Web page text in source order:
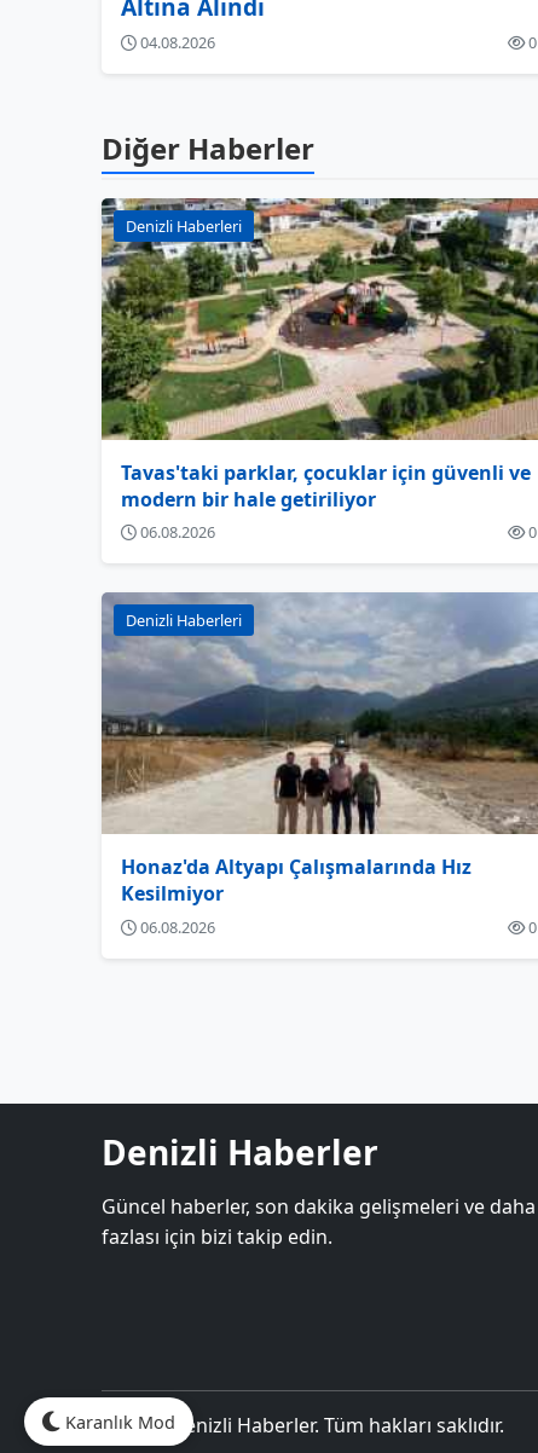
Altına Alındı
04.08.2026 0
Diğer Haberler
Denizli Haberleri
Tavas'taki parklar, çocuklar için güvenli ve
modern bir hale getiriliyor
06.08.2026 0
Denizli Haberleri
Honaz'da Altyapı Çalışmalarında Hız
Kesilmiyor
06.08.2026 0
Denizli Haberler
Güncel haberler, son dakika gelişmeleri ve daha
fazlası için bizi takip edin.
© 2026 Denizli Haberler. Tüm hakları saklıdır.
Karanlık Mod